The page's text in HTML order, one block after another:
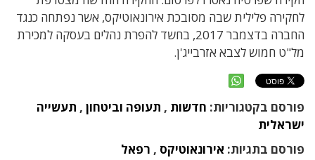
לחקירה פלילית שבה מסובכת אירונאוטיקס, אשר נפתחה כנגד
החברה בדצמבר 2017, בחשד להפרת נהלים בעסקה למכירת
מל"ט חמוש לצבא אזרבייג'ן.
פורסם בקטגוריות: חדשות , תעופה וביטחון , תעשייה
ישראלית
פורסם בתגיות: אירונאוטיקס , רפאל